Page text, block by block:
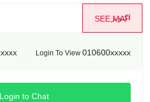
SEE MAP
اكتوبر
Login To View 010600xxxxx
Login to Chat